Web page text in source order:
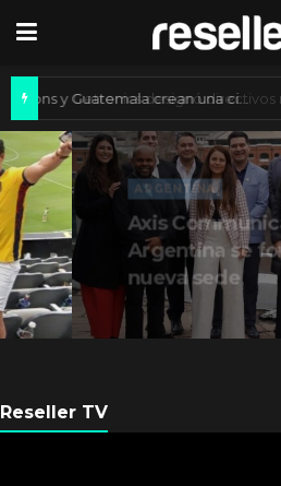
ARGENTINA
Axis Communications
Argentina se fortalece con
nueva sede
Reseller TV